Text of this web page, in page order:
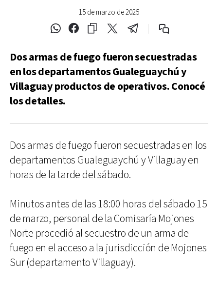
15 de marzo de 2025
Dos armas de fuego fueron secuestradas
en los departamentos Gualeguaychú y
Villaguay productos de operativos. Conocé
los detalles.
Dos armas de fuego fueron secuestradas en los
departamentos Gualeguaychú y Villaguay en
horas de la tarde del sábado.
Minutos antes de las 18:00 horas del sábado 15
de marzo, personal de la Comisaría Mojones
Norte procedió al secuestro de un arma de
fuego en el acceso a la jurisdicción de Mojones
Sur (departamento Villaguay).